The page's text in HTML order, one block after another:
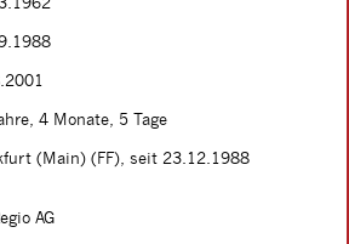
4 Monate, 5 Tage
(Main) (FF), seit 23.12.1988
AG